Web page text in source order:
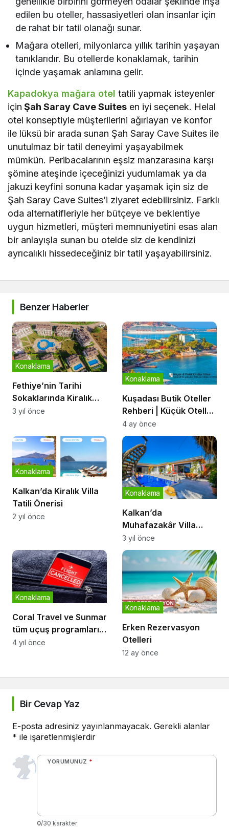
edilen bu oteller, hassasiyetleri olan insanlar için
de rahat bir tatil olanağı sunar.
Mağara otelleri, milyonlarca yıllık tarihin yaşayan
tanıklarıdır. Bu otellerde konaklamak, tarihin
içinde yaşamak anlamına gelir.
Kapadokya mağara otel tatili yapmak isteyenler
için Şah Saray Cave Suites en iyi seçenek. Helal
otel konseptiyle müşterilerini ağırlayan ve konfor
ile lüksü bir arada sunan Şah Saray Cave Suites ile
unutulmaz bir tatil deneyimi yaşayabilmek
mümkün. Peribacalarının eşsiz manzarasına karşı
şömine ateşinde içeceğinizi yudumlamak ya da
jakuzi keyfini sonuna kadar yaşamak için siz de
Şah Saray Cave Suites’i ziyaret edebilirsiniz. Farklı
oda alternatifleriyle her bütçeye ve beklentiye
uygun hizmetleri, müşteri memnuniyetini esas alan
bir anlayışla sunan bu otelde siz de kendinizi
ayrıcalıklı hissedeceğiniz bir tatil yaşayabilirsiniz.
Benzer Haberler
Fethiye’nin Tarihi
Sokaklarında Kiralık
Apart Ayarlayın
Konaklama
3 yıl önce
Kuşadası Butik Oteller
Rehberi | Küçük Oteller
Rehberi
Konaklama
4 ay önce
Kalkan’da Kiralık Villa
Tatili Önerisi
Konaklama
2 yıl önce
Kalkan’da
Muhafazakâr Villa
Kiralama İmkanları
Neler?
Konaklama
3 yıl önce
Coral Travel ve Sunmar
tüm uçuş programlarını
iptal etti
Konaklama
4 yıl önce
Erken Rezervasyon
Otelleri
Konaklama
12 ay önce
Bir Cevap Yaz
E-posta adresiniz yayınlanmayacak. Gerekli alanlar
* ile işaretlenmişlerdir
YORUMUNUZ *
0/30 karakter